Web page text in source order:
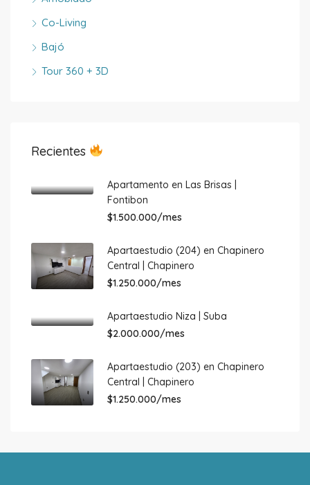
Co-Living
Bajó
Tour 360 + 3D
Recientes
Apartamento en Las Brisas |
Fontibon
$1.500.000/mes
Apartaestudio (204) en Chapinero
Central | Chapinero
$1.250.000/mes
Apartaestudio Niza | Suba
$2.000.000/mes
Apartaestudio (203) en Chapinero
Central | Chapinero
$1.250.000/mes